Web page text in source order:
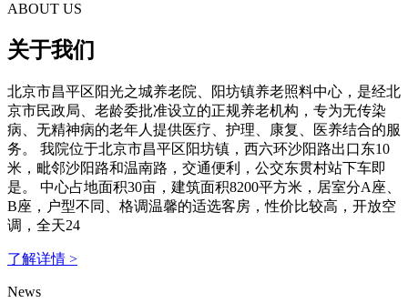
ABOUT US
关于我们
北京市昌平区阳光之城养老院、阳坊镇养老照料中心，是经北
京市民政局、老龄委批准设立的正规养老机构，专为无传染
病、无精神病的老年人提供医疗、护理、康复、医养结合的服
务。 我院位于北京市昌平区阳坊镇，西六环沙阳路出口东10
米，毗邻沙阳路和温南路，交通便利，公交东贯村站下车即
是。 中心占地面积30亩，建筑面积8200平方米，居室分A座、
B座，户型不同、格调温馨的适选客房，性价比较高，开放空
调，全天24
了解详情 >
News